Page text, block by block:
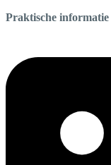
Praktische informatie